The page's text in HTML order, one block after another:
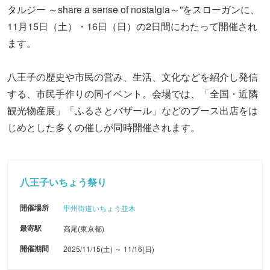
タルジー ～share a sense of nostalgia～”をスローガンに、
11月15日（土）・16日（日）の2日間にわたって開催され
ます。
八王子の歴史や市民の営み、生活、文化などを紹介し発信
する、市民手作りの同イベント。会場では、「全国・近隣
観光物産展」「ふるさとバザール」などのブース出店をは
じめとした多くの催しが同時開催されます。
八王子いちょう祭り
開催場所 甲州街道いちょう並木
最寄駅 高尾(東京都)
開催期間 2025/11/15(土) ～ 11/16(日)